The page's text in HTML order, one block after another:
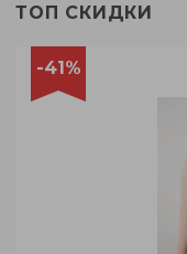
ТОП СКИДКИ
-41%